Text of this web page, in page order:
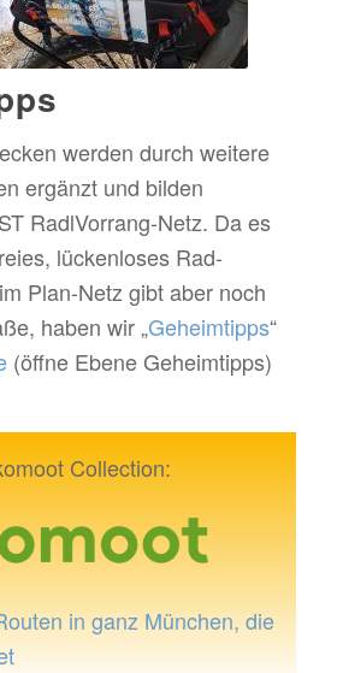
werden durch weitere
ergänzt und bilden
RadlVorrang-Netz. Da es
lückenloses Rad-
Plan-Netz gibt aber noch
haben wir „Geheimtipps“
(öffne Ebene Geheimtipps)
Collection:
in ganz München, die